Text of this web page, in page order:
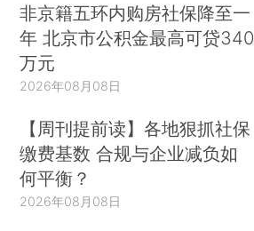
非京籍五环内购房社保降至一
年 北京市公积金最高可贷340
万元
2026年08月08日
【周刊提前读】各地狠抓社保
缴费基数 合规与企业减负如
何平衡？
2026年08月08日